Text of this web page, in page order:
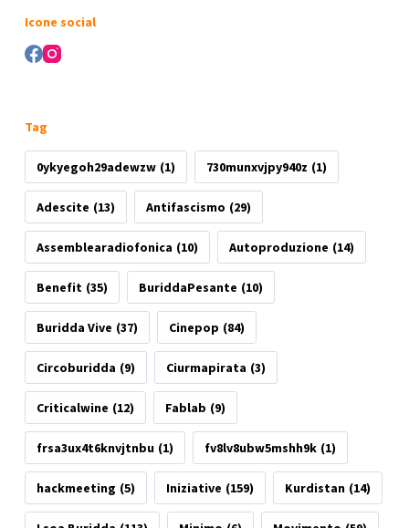
Icone social
Tag
0ykyegoh29adewzw (1) 730munxvjpy940z (1)
Adescite (13) Antifascismo (29)
Assemblearadiofonica (10) Autoproduzione (14)
Benefit (35) BuriddaPesante (10)
Buridda Vive (37) Cinepop (84)
Circoburidda (9) Ciurmapirata (3)
Criticalwine (12) Fablab (9)
frsa3ux4t6knvjtnbu (1) fv8lv8ubw5mshh9k (1)
hackmeeting (5) Iniziative (159) Kurdistan (14)